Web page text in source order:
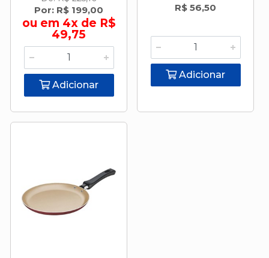
Por: R$ 199,00
ou em 4x de R$
49,75
Adicionar
R$ 56,50
Adicionar